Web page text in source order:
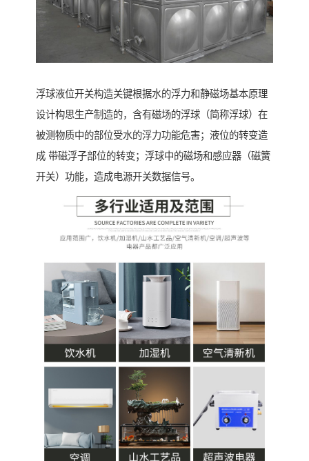
浮球液位开关构造关键根据水的浮力和静磁场基本原理
设计构思生产制造的，含有磁场的浮球（简称浮球）在
被测物质中的部位受水的浮力功能危害；液位的转变造
成 带磁浮子部位的转变；浮球中的磁场和感应器（磁簧
开关）功能，造成电源开关数据信号。